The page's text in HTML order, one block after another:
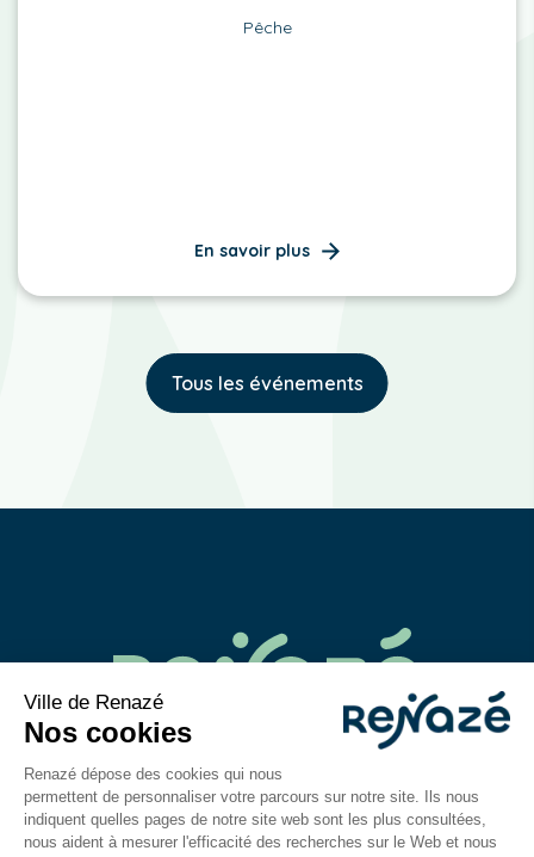
Pêche
En savoir plus
Tous les événements
02 43 06 40 14
contact@mairie-renaze.fr
Place de l'Europe BP 01